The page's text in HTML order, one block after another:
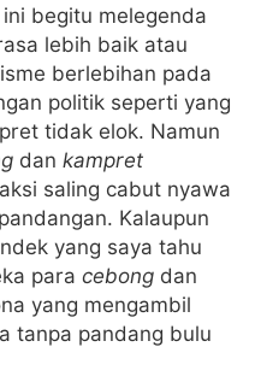
begitu melegenda
lebih baik atau
berlebihan pada
politik seperti yang
tidak elok. Namun
dan kampret
saling cabut nyawa
Kalaupun
yang saya tahu
para cebongdan
yang mengambil
tanpa pandang bulu